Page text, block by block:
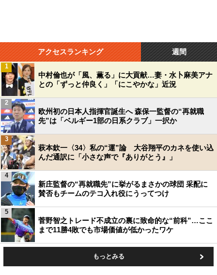
アクセスランキング 週間
中村倫也が「風、薫る」に大貢献…妻・水卜麻美アナ
との「ずっと仲良く」「にこやかな」近況
1
欧州初の日本人指揮官誕生へ 森保一監督の“再就職
先”は「ベルギー1部の日系クラブ」一択か
2
萩本欽一〈34〉私の“運”論 大谷翔平のカネを使い込
んだ通訳に「小さな声で『ありがとう』」
3
新庄監督の“再就職先”に挙がるまさかの球団 采配に
賛否もチームのテコ入れ役にうってつけ
4
菅野智之トレード不成立の裏に致命的な“前科”…ここ
まで11勝4敗でも市場価値が低かったワケ
5
もっとみる